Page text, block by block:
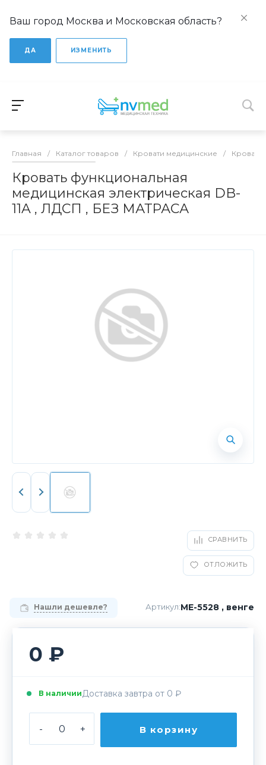
Ваш город Москва и Московская область?
ДА ИЗМЕНИТЬ
Главная / Каталог товаров / Кровати медицинские / Кровати
Кровать функциональная
медицинская электрическая DB-
11A , ЛДСП , БЕЗ МАТРАСА
СРАВНИТЬ
ОТЛОЖИТЬ
Артикул:МЕ-5528 , венге
Нашли дешевле?
0 ₽
В наличииДоставка завтра от 0 ₽
- + В корзину